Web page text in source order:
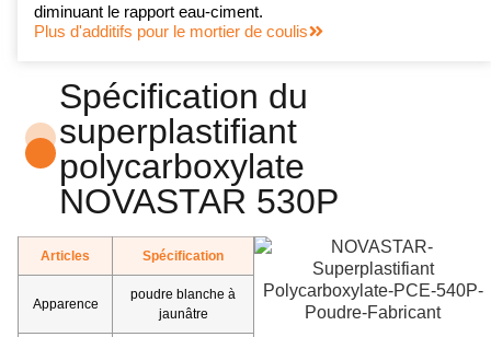
diminuant le rapport eau-ciment.
Plus d'additifs pour le mortier de coulis
Spécification du
superplastifiant
polycarboxylate
NOVASTAR 530P
Articles Spécification
Apparence
poudre blanche à
jaunâtre